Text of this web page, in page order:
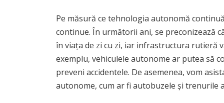
Pe măsură ce tehnologia autonomă
continue. În următorii ani, se preconizează
în viața de zi cu zi, iar infrastructura rutieră
exemplu, vehiculele autonome ar putea să
preveni accidentele. De asemenea, vom
autonome, cum ar fi autobuzele și